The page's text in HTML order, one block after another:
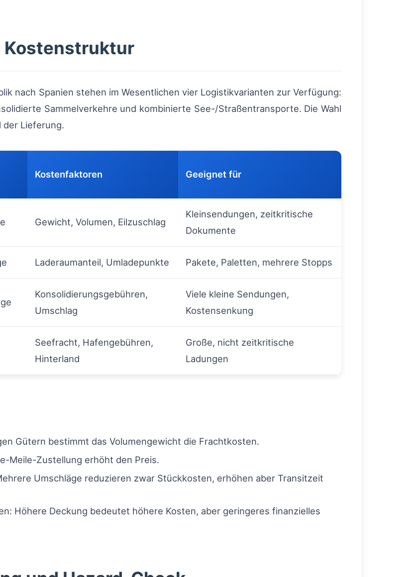
Kostenstruktur
nach Spanien stehen im Wesentlichen vier Logistikvarianten zur Verfügung:
Sammelverkehre und kombinierte See-/Straßentransporte. Die Wahl
der Lieferung.
Kostenfaktoren Geeignet für
Gewicht, Volumen, Eilzuschlag
Kleinsendungen, zeitkritische
Dokumente
Laderaumanteil, Umladepunkte Pakete, Paletten, mehrere Stopps
Konsolidierungsgebühren,
Umschlag
Viele kleine Sendungen,
Kostensenkung
Seefracht, Hafengebühren,
Hinterland
Große, nicht zeitkritische
Ladungen
Gütern bestimmt das Volumengewicht die Frachtkosten.
Meile-Zustellung erhöht den Preis.
Umschläge reduzieren zwar Stückkosten, erhöhen aber Transitzeit
Höhere Deckung bedeutet höhere Kosten, aber geringeres finanzielles